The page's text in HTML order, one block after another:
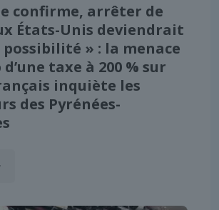
confirme, arrêter de
États-Unis deviendrait
» : la menace
taxe à 200 % sur
inquiète les
des Pyrénées-